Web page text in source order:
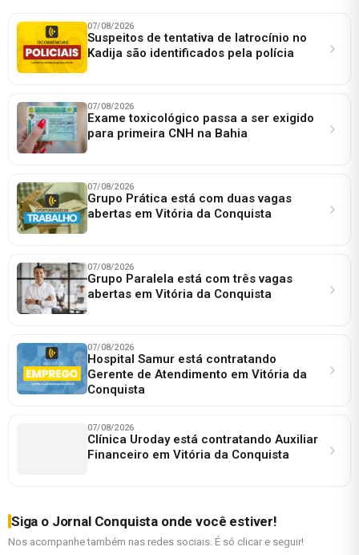
07/08/2026
Suspeitos de tentativa de latrocínio no
Kadija são identificados pela polícia
07/08/2026
Exame toxicológico passa a ser exigido
para primeira CNH na Bahia
07/08/2026
Grupo Prática está com duas vagas
abertas em Vitória da Conquista
07/08/2026
Grupo Paralela está com três vagas
abertas em Vitória da Conquista
07/08/2026
Hospital Samur está contratando
Gerente de Atendimento em Vitória da
Conquista
07/08/2026
Clínica Uroday está contratando Auxiliar
Financeiro em Vitória da Conquista
Siga o Jornal Conquista onde você estiver!
Nos acompanhe também nas redes sociais. É só clicar e seguir!